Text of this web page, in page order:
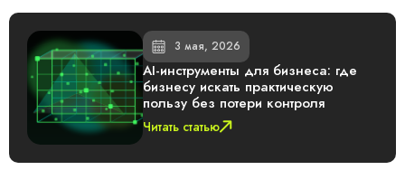
3 мая, 2026
AI-инструменты для бизнеса: где
бизнесу искать практическую
пользу без потери контроля
Читать статью